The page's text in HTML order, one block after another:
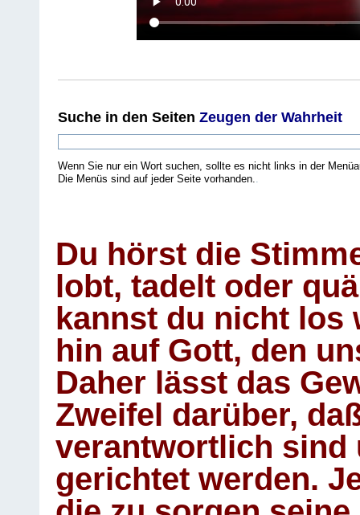
Suche in den Seiten Zeugen der Wahrheit
Wenn Sie nur ein Wort suchen, sollte es nicht links in der
Die Menüs sind auf jeder Seite vorhanden.
Du hörst die
lobt, tadelt oder
kannst du nicht los
hin auf Gott, den
Daher lässt das
Zweifel darüber,
verantwortlich sind
gerichtet werden.